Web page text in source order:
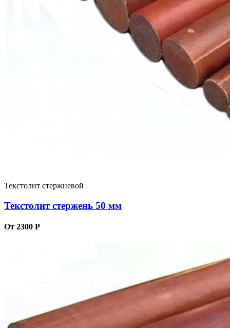
Текстолит стержневой
Текстолит стержень 50 мм
От 2300 Р